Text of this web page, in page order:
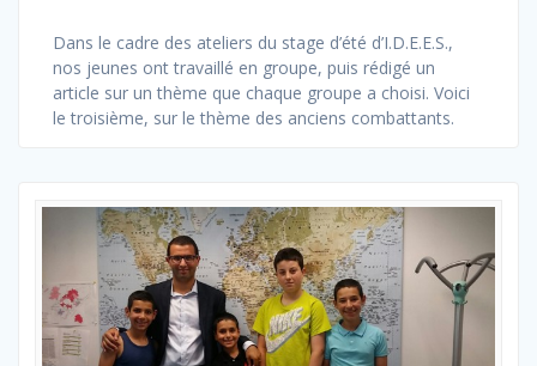
Dans le cadre des ateliers du stage d’été d’I.D.E.E.S.,
nos jeunes ont travaillé en groupe, puis rédigé un
article sur un thème que chaque groupe a choisi. Voici
le troisième, sur le thème des anciens combattants.